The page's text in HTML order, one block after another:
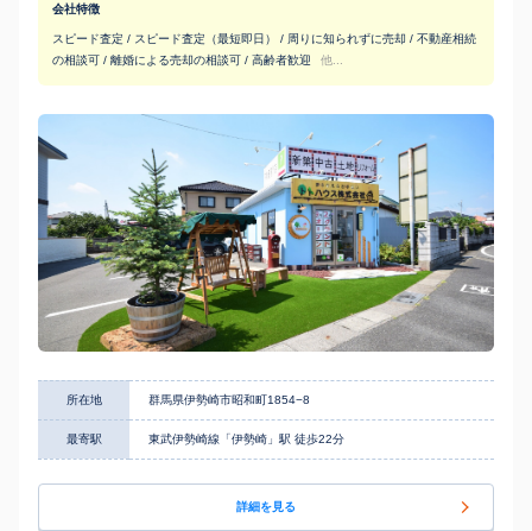
会社特徴
スピード査定 / スピード査定（最短即日） / 周りに知られずに売却 / 不動産相続
の相談可 / 離婚による売却の相談可 / 高齢者歓迎
他...
所在地 群馬県伊勢崎市昭和町1854−8
最寄駅 東武伊勢崎線「伊勢崎」駅 徒歩22分
詳細を見る